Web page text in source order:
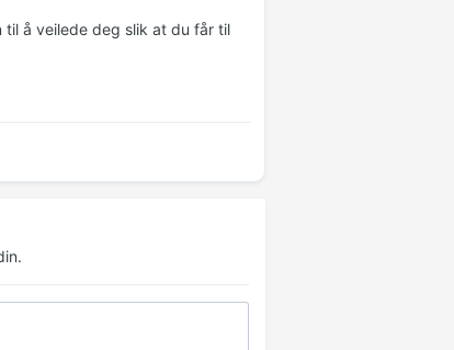
til å veilede deg slik at du får til